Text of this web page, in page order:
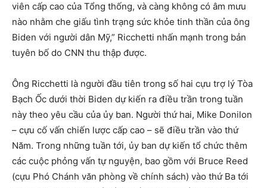
viên cấp cao của Tổng thống, và càng không có âm mưu
nào nhằm che giấu tình trạng sức khỏe tinh thần của ông
Biden với người dân Mỹ,” Ricchetti nhấn mạnh trong bản
tuyên bố do CNN thu thập được.
Ông Ricchetti là người đầu tiên trong số hai cựu trợ lý Tòa
Bạch Ốc dưới thời Biden dự kiến ra điều trần trong tuần
này theo yêu cầu của ủy ban. Người thứ hai, Mike Donilon
– cựu cố vấn chiến lược cấp cao – sẽ điều trần vào thứ
Năm. Trong những tuần tới, ủy ban dự kiến tổ chức thêm
các cuộc phỏng vấn tự nguyện, bao gồm với Bruce Reed
(cựu Phó Chánh văn phòng về chính sách) vào thứ Ba tới